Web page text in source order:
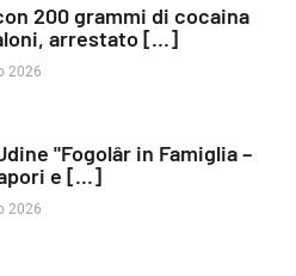
200 grammi di cocaina
arrestato [...]
2026
"Fogolâr in Famiglia –
e [...]
2026